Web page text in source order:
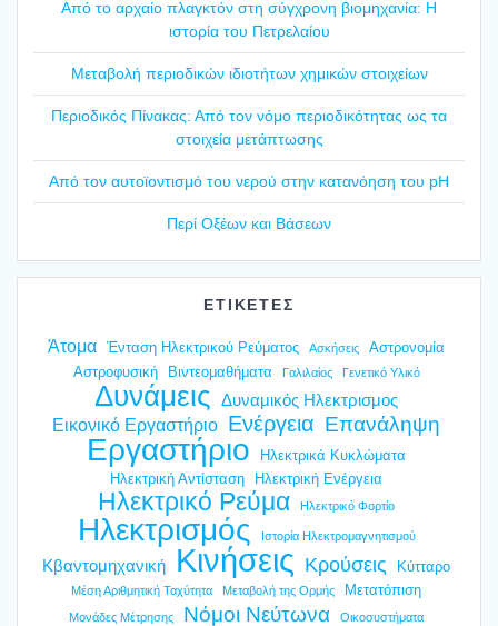
Από το αρχαίο πλαγ­κτόν στη σύγ­χρο­νη βιο­μη­χα­νία: Η
ιστο­ρία του Πετρε­λαί­ου
Mετα­βο­λή περιο­δι­κών ιδιο­τή­των χημι­κών στοι­χεί­ων
Περιο­δι­κός Πίνα­κας: Από τον νόμο περιο­δι­κό­τη­τας ως τα
στοι­χεία μετά­πτω­σης
Από τον αυτοϊ­ο­ντι­σμό του νερού στην κατα­νό­η­ση του pH
Περί Οξέ­ων και Βάσε­ων
ΕΤΙΚΕΤΕΣ
Άτομα Ένταση Ηλεκτρικού Ρεύματος Ασκήσεις
Αστρονομία
Αστροφυσική
Βιντεομαθήματα Γαλιλαίος Γενετικό Υλικό
Δυνάμεις Δυναμικός Ηλεκτρισμος
Εικονικό Εργαστήριο Ενέργεια Επανάληψη
Εργαστήριο
Ηλεκτρικά Κυκλώματα
Ηλεκτρική Αντίσταση
Ηλεκτρική Ενέργεια
Ηλεκτρικό Ρεύμα Ηλεκτρικό Φορτίο
Ηλεκτρισμός Ιστορία Ηλεκτρομαγνητισμού
Κβαντομηχανική Κινήσεις Κρούσεις Κύτταρο
Μέση Αριθμητική Ταχύτητα Μεταβολή της Ορμής Μετατόπιση
Μονάδες Μέτρησης Νόμοι Νεύτωνα
Οικοσυστήματα